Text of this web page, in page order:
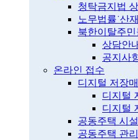
청탁금지법
노무법률˙산
북한이탈주민
상담안
공지사
온라인 접수
디지털 저장
디지털
디지털
공동주택 시
공동주택 관